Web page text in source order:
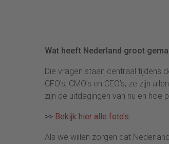
Wat heeft Nederland groot
Die vragen staan centraal tijdens
CFO’s, CMO’s en CEO’s; ze zijn
zijn de uitdagingen van nu en hoe
>> Bekijk hier alle foto's
Als we willen zorgen dat